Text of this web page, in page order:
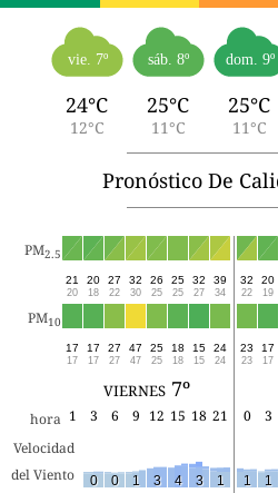
vie. 7º
24°C
12°C
sáb. 8º
25°C
11°C
dom. 9º
25°C
11°C
Pronóstico De
PM2.5
21
20
20
18
27
22
32
30
26
25
25
25
32
27
39
34
32
22
20
19
PM10
17
17
17
17
27
27
47
47
25
25
18
18
15
15
24
24
23
23
17
17
viernes 7º
hora 1 3 6 9 12 15 18 21 0 3
Velocidad
del Viento
0 0 1 3 4 3 1 1 1